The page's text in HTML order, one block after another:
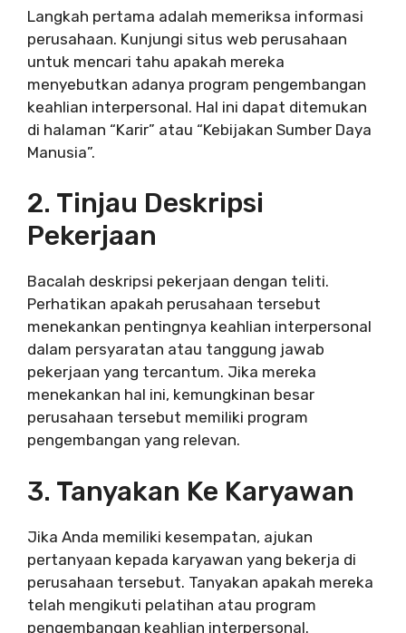
Langkah pertama adalah memeriksa informasi
perusahaan. Kunjungi situs web perusahaan
untuk mencari tahu apakah mereka
menyebutkan adanya program pengembangan
keahlian interpersonal. Hal ini dapat ditemukan
di halaman “Karir” atau “Kebijakan Sumber Daya
Manusia”.
2. Tinjau Deskripsi
Pekerjaan
Bacalah deskripsi pekerjaan dengan teliti.
Perhatikan apakah perusahaan tersebut
menekankan pentingnya keahlian interpersonal
dalam persyaratan atau tanggung jawab
pekerjaan yang tercantum. Jika mereka
menekankan hal ini, kemungkinan besar
perusahaan tersebut memiliki program
pengembangan yang relevan.
3. Tanyakan Ke Karyawan
Jika Anda memiliki kesempatan, ajukan
pertanyaan kepada karyawan yang bekerja di
perusahaan tersebut. Tanyakan apakah mereka
telah mengikuti pelatihan atau program
pengembangan keahlian interpersonal.